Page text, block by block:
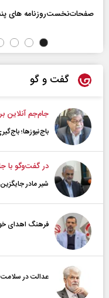
صفحات‌نخست‌روزنامه ها‌ی پنجشنبه‌۱۵
گفت و گو
جام‌جم آنلاین
باج‌نیوزها؛
در گفت‌و‌گو با
شیر مادر
فرهنگ اهدای
عدالت در سلامت